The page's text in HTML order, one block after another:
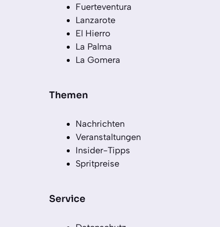
Fuerteventura
Lanzarote
El Hierro
La Palma
La Gomera
Themen
Nachrichten
Veranstaltungen
Insider-Tipps
Spritpreise
Service